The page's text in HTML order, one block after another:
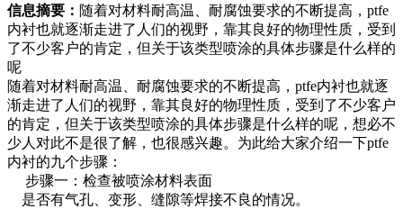
信息摘要： 随着对材料耐高温、耐腐蚀要求的不断提高，ptfe
内衬也就逐渐走进了人们的视野，靠其良好的物理性质，受到
了不少客户的肯定，但关于该类型喷涂的具体步骤是什么样的
呢
随着对材料耐高温、耐腐蚀要求的不断提高，ptfe内衬也就逐
渐走进了人们的视野，靠其良好的物理性质，受到了不少客户
的肯定，但关于该类型喷涂的具体步骤是什么样的呢，想必不
少人对此不是很了解，也很感兴趣。为此给大家介绍一下ptfe
内衬的九个步骤：
步骤一：检查被喷涂材料表面
是否有气孔、变形、缝隙等焊接不良的情况。